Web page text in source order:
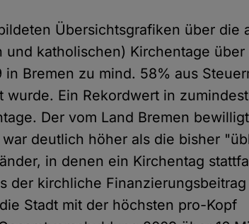
Übersichtsgrafiken über die
katholischen) Kirchentage über
Bremen zu mind. 58% aus
wurde. Ein Rekordwert in
Der vom Land Bremen
deutlich höher als die bisher
in denen ein Kirchentag
der kirchliche
Stadt mit der höchsten pro-Kopf